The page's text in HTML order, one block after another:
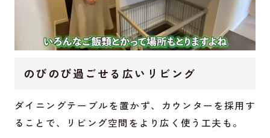
のびのび過ごせる広いリビング
ダイニングテーブルを置かず、カウンターを採用す
ることで、リビング空間をより広く使う工夫も。